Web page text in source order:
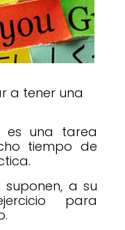
a tener una
es una tarea
tiempo de
a su
para